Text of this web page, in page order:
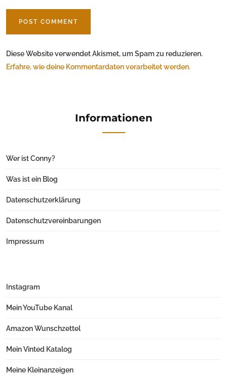
Diese Website verwendet Akismet, um Spam zu reduzieren.
Erfahre, wie deine Kommentardaten verarbeitet werden.
Informationen
Wer ist Conny?
Was ist ein Blog
Datenschutzerklärung
Datenschutzvereinbarungen
Impressum
Instagram
Mein YouTube Kanal
Amazon Wunschzettel
Mein Vinted Katalog
Meine Kleinanzeigen